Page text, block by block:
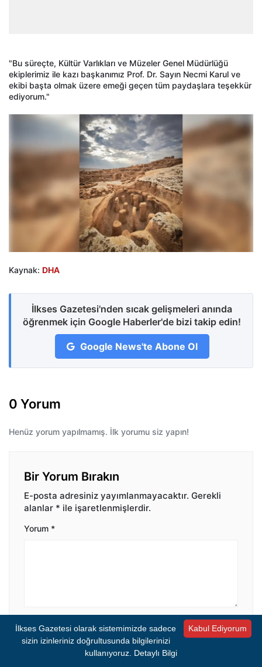
"Bu süreçte, Kültür Varlıkları ve Müzeler Genel Müdürlüğü
ekiplerimiz ile kazı başkanımız Prof. Dr. Sayın Necmi Karul ve
ekibi başta olmak üzere emeği geçen tüm paydaşlara teşekkür
ediyorum."
Kaynak: DHA
İlkses Gazetesi'nden sıcak gelişmeleri anında
öğrenmek için Google Haberler'de bizi takip edin!
Google News'te Abone Ol
0 Yorum
Henüz yorum yapılmamış. İlk yorumu siz yapın!
Bir Yorum Bırakın
E-posta adresiniz yayımlanmayacaktır. Gerekli
alanlar * ile işaretlenmişlerdir.
Yorum *
İsim* E-posta* Kabul Ediyorum
İlkses Gazetesi olarak sistemimizde sadece
sizin izinleriniz doğrultusunda bilgilerinizi
kullanıyoruz. Detaylı Bilgi